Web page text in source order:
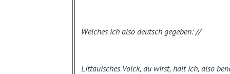
Welches ich also deutsch gegeben: //
Littauisches Volck, du wirst, halt ich, also